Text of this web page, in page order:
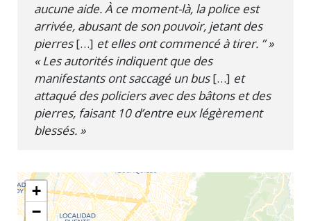
aucune aide. À ce moment-là, la police est
arrivée, abusant de son pouvoir, jetant des
pierres[…] et elles ont commencé à tirer. ” »
« Les autorités indiquent que des
manifestants ont saccagé un bus[…] et
attaqué des policiers avec des bâtons et des
pierres, faisant 10 d’entre eux légèrement
blessés. »
+
−